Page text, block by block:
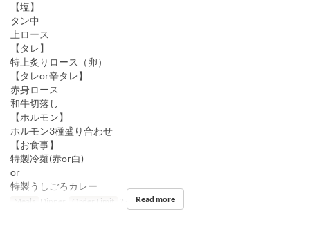
【塩】
タン中
上ロース
【タレ】
特上炙りロース（卵）
【タレor辛タレ】
赤身ロース
和牛切落し
【ホルモン】
ホルモン3種盛り合わせ
【お食事】
特製冷麺(赤or白)
or
特製うしごろカレー
Meals Dinner Order Limit 2 ~ Read more